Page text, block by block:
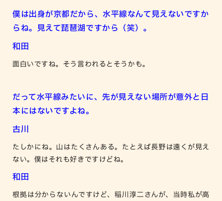
僕は出身が京都だから、水平線なんて見えないですか
らね。見えて琵琶湖ですから（笑）。
和田
面白いですね。そう言われるとそうかも。
だって水平線みたいに、先が見えない場所が意外と日
本にはないですよね。
古川
たしかにね。山はたくさんある。たとえば長野は遠くが見え
ない。僕はそれも好きですけどね。
和田
根拠は分からないんですけど、稲川淳二さんが、当時私が高